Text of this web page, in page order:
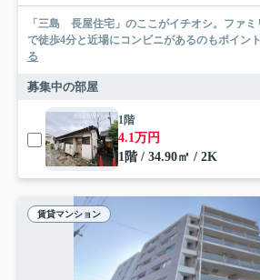
「三島 長屋住宅」のここがイチオシ。ファミ
で徒歩4分と近場にコンビニがあるのもポイン
る
募集中の部屋
1階
4.1万円
1階 / 34.90㎡ / 2K
賃貸マンション